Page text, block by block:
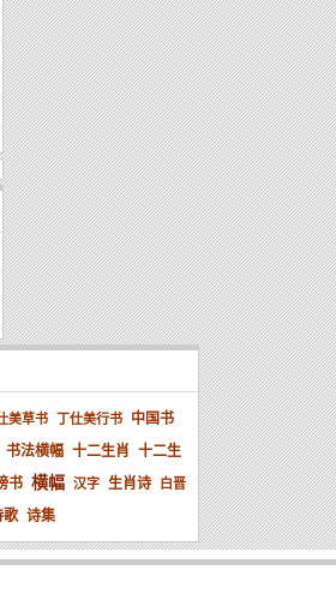
美草书 丁仕美行书
中国书
书法横幅 十二生肖 十二生
书 横幅 汉字 生肖诗 白晋
歌 诗集